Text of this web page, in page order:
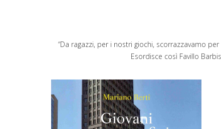
“Da ragazzi, per i nostri giochi, scorrazzavamo
Esordisce così Favillo